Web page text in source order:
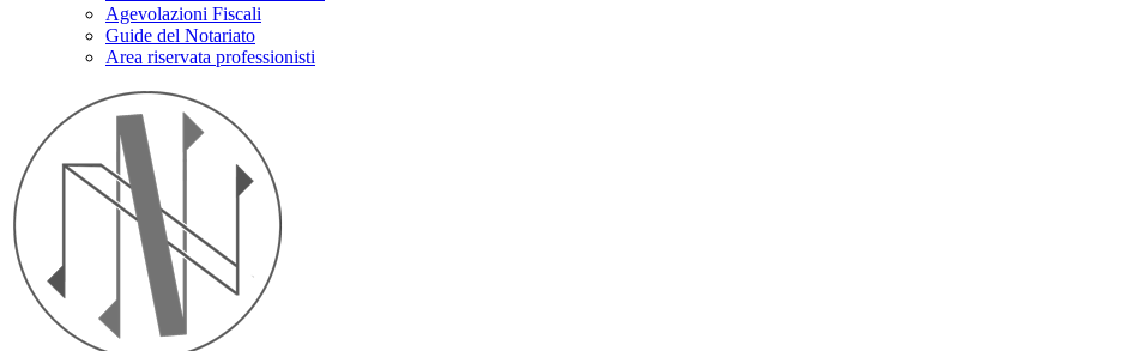
Agevolazioni Fiscali
Guide del Notariato
Area riservata professionisti